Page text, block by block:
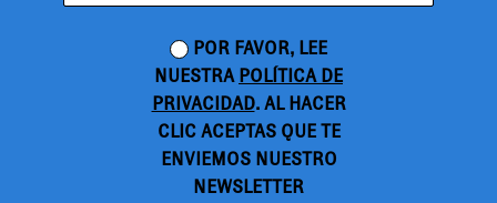
POR FAVOR, LEE
NUESTRA POLÍTICA DE
PRIVACIDAD. AL HACER
CLIC ACEPTAS QUE TE
ENVIEMOS NUESTRO
NEWSLETTER